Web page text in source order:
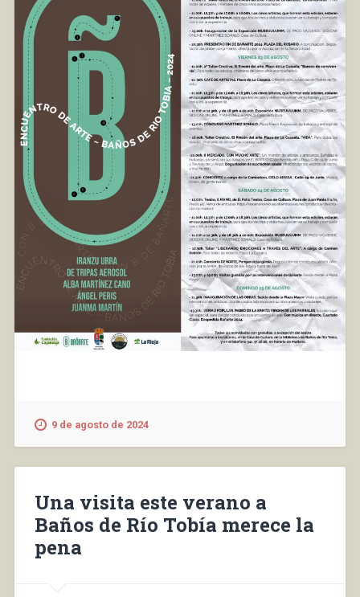
9 de agosto de 2024
Una visita este verano a
Baños de Río Tobía merece la
pena